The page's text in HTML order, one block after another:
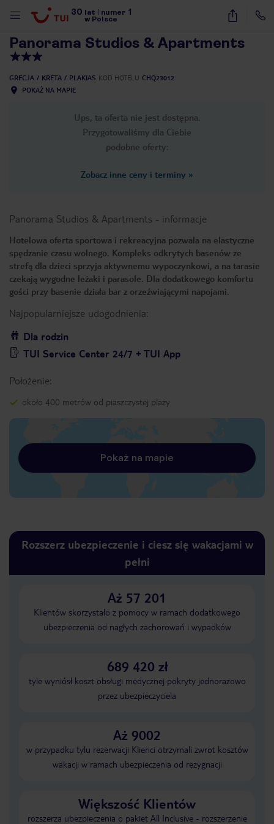
30 lat numer 1
w Polsce
42
Panorama Studios & Apartments
GRECJA KRETA PLAKIAS KOD HOTELU CHQ23012
POKAŻ NA MAPIE
Ups, ta oferta nie jest dostępna.
Przygotowaliśmy dla Ciebie
podobne oferty:
Zobacz inne ceny i terminy »
Panorama Studios & Apartments - informacje
Hotelowa oferta sportowa i rekreacyjna pozwala na elastyczne
spędzanie czasu wolnego. Kompleks odkrytych basenów ze
strefą dla dzieci sprzyja aktywnemu wypoczynkowi, a na tarasie
czekają wygodne leżaki i parasole. Dla dodatkowego komfortu
gości przy basenie działa bar z orzeźwiającymi napojami.
Najpopularniejsze udogodnienia:
Dla rodzin
TUI Service Center 24/7 + TUI App
Położenie:
około 400 metrów od piaszczystej plaży
Pokaż na mapie
Rozszerz ubezpieczenie i ciesz się wakacjami w
pełni
Aż 57 201
Klientów skorzystało z pomocy w ramach dodatkowego
ubezpieczenia od nagłych zachorowań i wypadków
689 420 zł
tyle wyniósł koszt obsługi medycznej pokryty jednorazowo
przez ubezpieczyciela
Aż 9002
w przypadku tylu rezerwacji Klienci otrzymali zwrot kosztów
wakacji w ramach ubezpieczenia od rezygnacji
Większość Klientów
rozszerza ubezpieczenia o pakiet All Inclusive - rozszerzenie